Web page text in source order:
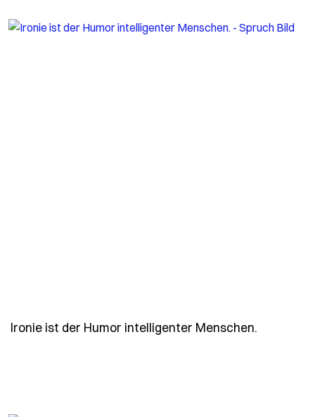
Ironie ist der Humor intelligenter Menschen.